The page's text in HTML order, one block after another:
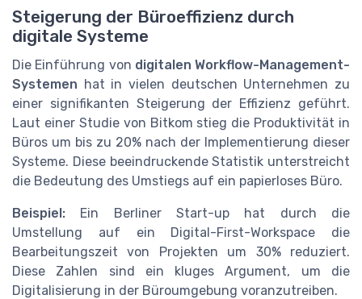
Steigerung der Büroeffizienz durch
digitale Systeme
Die Einführung von digitalen Workflow-Management-
Systemen hat in vielen deutschen Unternehmen zu
einer signifikanten Steigerung der Effizienz geführt.
Laut einer Studie von Bitkom stieg die Produktivität in
Büros um bis zu 20% nach der Implementierung dieser
Systeme. Diese beeindruckende Statistik unterstreicht
die Bedeutung des Umstiegs auf ein papierloses Büro.
Beispiel: Ein Berliner Start-up hat durch die
Umstellung auf ein Digital-First-Workspace die
Bearbeitungszeit von Projekten um 30% reduziert.
Diese Zahlen sind ein kluges Argument, um die
Digitalisierung in der Büroumgebung voranzutreiben.